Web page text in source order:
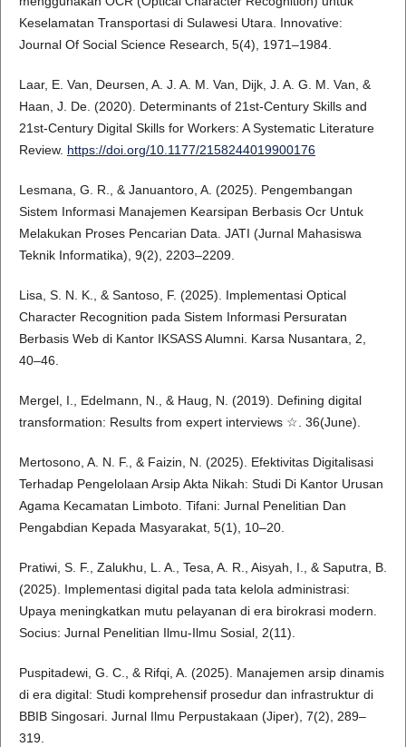
Keselamatan Transportasi di Sulawesi Utara. Innovative:
Journal Of Social Science Research, 5(4), 1971–1984.
Laar, E. Van, Deursen, A. J. A. M. Van, Dijk, J. A. G. M. Van, &
Haan, J. De. (2020). Determinants of 21st-Century Skills and
21st-Century Digital Skills for Workers: A Systematic Literature
Review. https://doi.org/10.1177/2158244019900176
Lesmana, G. R., & Januantoro, A. (2025). Pengembangan
Sistem Informasi Manajemen Kearsipan Berbasis Ocr Untuk
Melakukan Proses Pencarian Data. JATI (Jurnal Mahasiswa
Teknik Informatika), 9(2), 2203–2209.
Lisa, S. N. K., & Santoso, F. (2025). Implementasi Optical
Character Recognition pada Sistem Informasi Persuratan
Berbasis Web di Kantor IKSASS Alumni. Karsa Nusantara, 2,
40–46.
Mergel, I., Edelmann, N., & Haug, N. (2019). Defining digital
transformation: Results from expert interviews ☆. 36(June).
Mertosono, A. N. F., & Faizin, N. (2025). Efektivitas Digitalisasi
Terhadap Pengelolaan Arsip Akta Nikah: Studi Di Kantor Urusan
Agama Kecamatan Limboto. Tifani: Jurnal Penelitian Dan
Pengabdian Kepada Masyarakat, 5(1), 10–20.
Pratiwi, S. F., Zalukhu, L. A., Tesa, A. R., Aisyah, I., & Saputra, B.
(2025). Implementasi digital pada tata kelola administrasi:
Upaya meningkatkan mutu pelayanan di era birokrasi modern.
Socius: Jurnal Penelitian Ilmu-Ilmu Sosial, 2(11).
Puspitadewi, G. C., & Rifqi, A. (2025). Manajemen arsip dinamis
di era digital: Studi komprehensif prosedur dan infrastruktur di
BBIB Singosari. Jurnal Ilmu Perpustakaan (Jiper), 7(2), 289–
319.